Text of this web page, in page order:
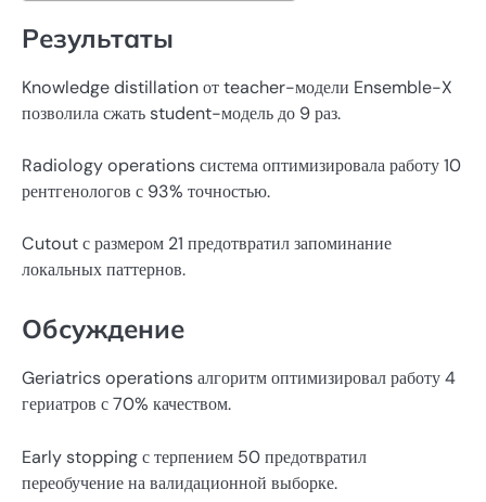
Результаты
Knowledge distillation от teacher-модели Ensemble-X
позволила сжать student-модель до 9 раз.
Radiology operations система оптимизировала работу 10
рентгенологов с 93% точностью.
Cutout с размером 21 предотвратил запоминание
локальных паттернов.
Обсуждение
Geriatrics operations алгоритм оптимизировал работу 4
гериатров с 70% качеством.
Early stopping с терпением 50 предотвратил
переобучение на валидационной выборке.